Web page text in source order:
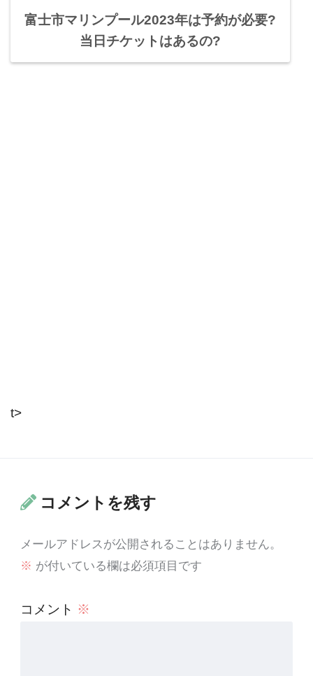
富士市マリンプール2023年は予約が必要?
当日チケットはあるの?
t>
コメントを残す
メールアドレスが公開されることはありません。
※ が付いている欄は必須項目です
コメント ※